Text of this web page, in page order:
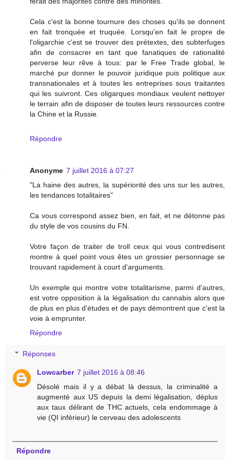
Cela c'est la bonne tournure des choses qu'ils se donnent
en fait tronquée et truquée. Lorsqu'en fait le propre de
l'oligarchie c'est se trouver des prétextes, des subterfuges
afin de consacrer en tant que fanatiques de rationalité
perverse leur rêve à tous: par le Free Trade global, le
marché pur donner le pouvoir juridique puis politique aux
transnationales et à toutes les entreprises sous traitantes
qui les suivront. Ces oligarques mondiaux veulent nettoyer
le terrain afin de disposer de toutes leurs ressources contre
la Chine et la Russie.
Répondre
Anonyme 7 juillet 2016 à 07:27
"La haine des autres, la supériorité des uns sur les autres,
les tendances totalitaires"
Ca vous correspond assez bien, en fait, et ne détonne pas
du style de vos cousins du FN.
Votre façon de traiter de troll ceux qui vous contredisent
montre à quel point vous êtes un grossier personnage se
trouvant rapidement à court d'arguments.
Un exemple qui montre votre totalitarisme, parmi d'autres,
est votre opposition à la légalisation du cannabis alors que
de plus en plus d'études et de pays démontrent que c'est la
voie à emprunter.
Répondre
Réponses
Lowcarber 7 juillet 2016 à 08:46
Désolé mais il y a débat là dessus, la criminalité a
augmenté aux US depuis la demi légalisation, déplus
aux taux délirant de THC actuels, cela endommage à
vie (QI inférieur) le cerveau des adolescents
Répondre